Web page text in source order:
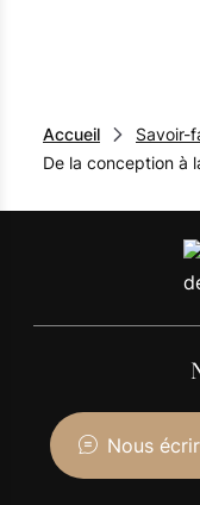
Accueil
Savoir-
De la conception à
Nous